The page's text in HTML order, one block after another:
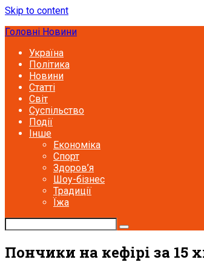
Skip to content
Головні Новини
Україна
Політика
Новини
Статті
Світ
Суспільство
Події
Інше
Економіка
Спорт
Здоров’я
Шоу-бізнес
Традиції
Їжа
Пончики на кефірі за 15